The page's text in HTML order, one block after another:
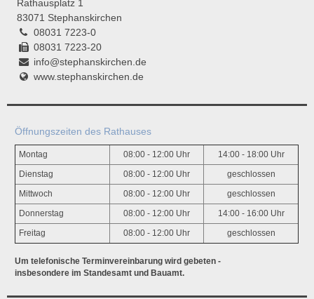
Rathausplatz 1
83071 Stephanskirchen
08031 7223-0
08031 7223-20
info@stephanskirchen.de
www.stephanskirchen.de
Öffnungszeiten des Rathauses
Montag 08:00 - 12:00 Uhr 14:00 - 18:00 Uhr
Dienstag 08:00 - 12:00 Uhr geschlossen
Mittwoch 08:00 - 12:00 Uhr geschlossen
Donnerstag 08:00 - 12:00 Uhr 14:00 - 16:00 Uhr
Freitag 08:00 - 12:00 Uhr geschlossen
Um telefonische Terminvereinbarung wird gebeten -
insbesondere im Standesamt und Bauamt.